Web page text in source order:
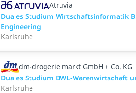
Atruvia
Duales Studium Wirtschaftsinformatik
Engineering
Karlsruhe
dm-drogerie markt GmbH + Co. KG
Duales Studium BWL-Warenwirtschaft
Karlsruhe